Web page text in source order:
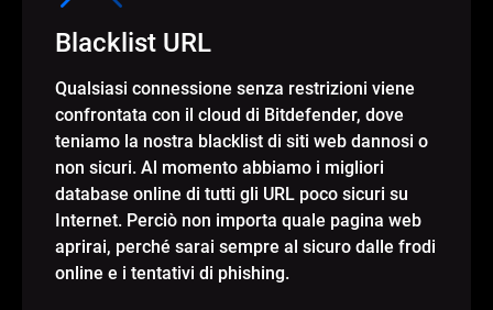
Blacklist URL
Qualsiasi connessione senza restrizioni viene
confrontata con il cloud di Bitdefender, dove
teniamo la nostra blacklist di siti web dannosi o
non sicuri. Al momento abbiamo i migliori
database online di tutti gli URL poco sicuri su
Internet. Perciò non importa quale pagina web
aprirai, perché sarai sempre al sicuro dalle frodi
online e i tentativi di phishing.